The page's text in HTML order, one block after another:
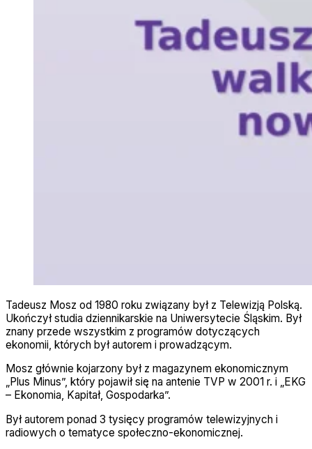
Tadeusz Mosz od 1980 roku związany był z Telewizją Polską.
Ukończył studia dziennikarskie na Uniwersytecie Śląskim. Był
znany przede wszystkim z programów dotyczących
ekonomii, których był autorem i prowadzącym.
Mosz głównie kojarzony był z magazynem ekonomicznym
„Plus Minus”, który pojawił się na antenie TVP w 2001 r. i „EKG
– Ekonomia, Kapitał, Gospodarka”.
Był autorem ponad 3 tysięcy programów telewizyjnych i
radiowych o tematyce społeczno-ekonomicznej.